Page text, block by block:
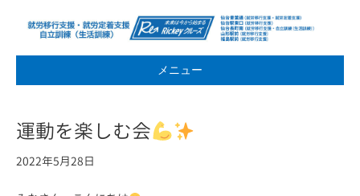
メニュー
運動を楽しむ会
2022年5月28日